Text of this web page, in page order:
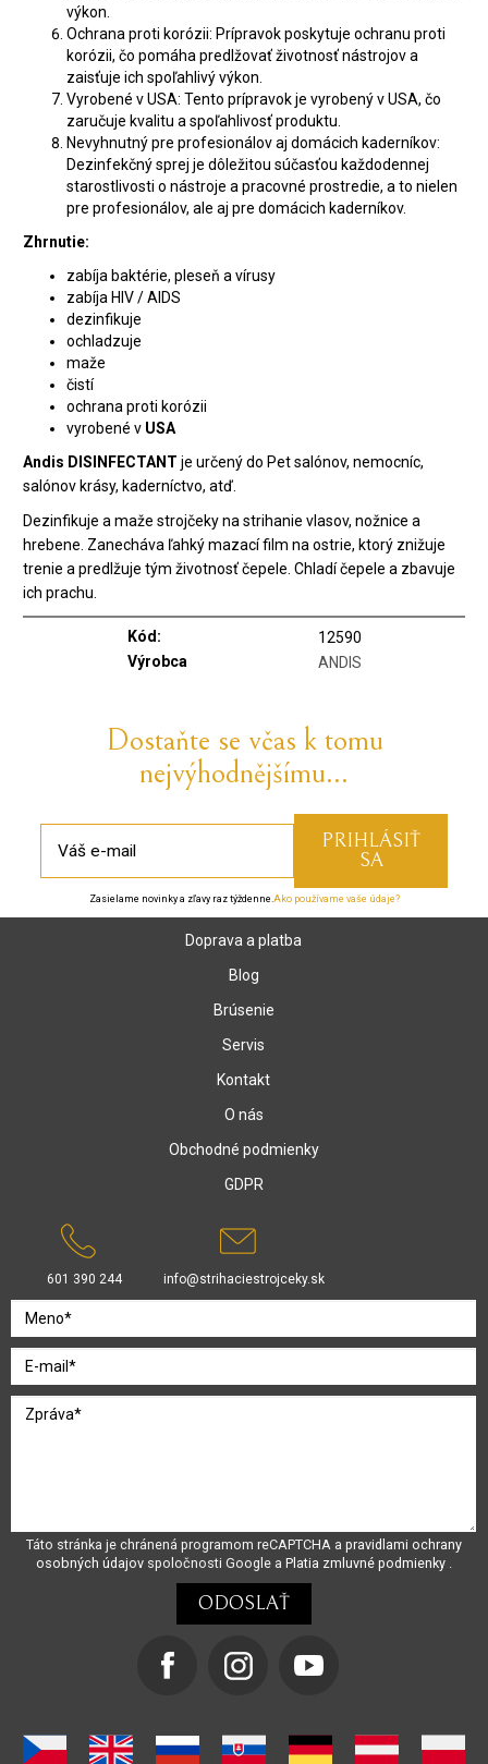
výkon.
Ochrana proti korózii: Prípravok poskytuje ochranu proti
korózii, čo pomáha predlžovať životnosť nástrojov a
zaisťuje ich spoľahlivý výkon.
Vyrobené v USA: Tento prípravok je vyrobený v USA, čo
zaručuje kvalitu a spoľahlivosť produktu.
Nevyhnutný pre profesionálov aj domácich kaderníkov:
Dezinfekčný sprej je dôležitou súčasťou každodennej
starostlivosti o nástroje a pracovné prostredie, a to nielen
pre profesionálov, ale aj pre domácich kaderníkov.
Zhrnutie:
zabíja baktérie, pleseň a vírusy
zabíja HIV / AIDS
dezinfikuje
ochladzuje
maže
čistí
ochrana proti korózii
vyrobené v USA
Andis DISINFECTANT je určený do Pet salónov, nemocníc,
salónov krásy, kaderníctvo, atď.
Dezinfikuje a maže strojčeky na strihanie vlasov, nožnice a
hrebene. Zanecháva ľahký mazací film na ostrie, ktorý znižuje
trenie a predlžuje tým životnosť čepele. Chladí čepele a zbavuje
ich prachu.
Kód:
12590
Výrobca
ANDIS
Dostaňte se včas k tomu
nejvýhodnějšímu...
Zasielame novinky a zľavy raz týždenne.Ako používame vaše údaje?
Doprava a platba
Blog
Brúsenie
Servis
Kontakt
O nás
Obchodné podmienky
GDPR
601 390 244 info@strihaciestrojceky.sk
Táto stránka je chránená programom reCAPTCHA a pravidlami ochrany
osobných údajov spoločnosti Google a Platia zmluvné podmienky .